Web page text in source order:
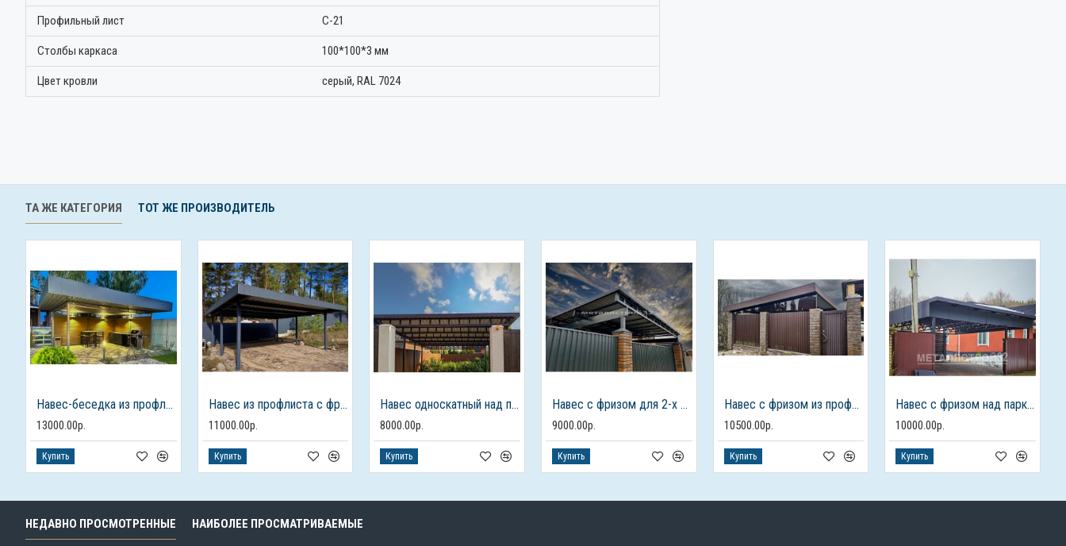
Профильный лист С-21
Столбы каркаса 100*100*3 мм
Цвет кровли серый, RAL 7024
ТА ЖЕ КАТЕГОРИЯ ТОТ ЖЕ ПРОИЗВОДИТЕЛЬ
Навес-беседка из профлиста с фризом
13000.00р.
Купить
Навес из профлиста с фризом для 2-х автомобилей
11000.00р.
Купить
Навес односкатный над парковкой
8000.00р.
Купить
Навес с фризом для 2-х автомобилей
9000.00р.
Купить
Навес с фризом из профлиста односкатный
10500.00р.
Купить
Навес с фризом над парковкой
10000.00р.
Купить
НЕДАВНО ПРОСМОТРЕННЫЕ НАИБОЛЕЕ ПРОСМАТРИВАЕМЫЕ